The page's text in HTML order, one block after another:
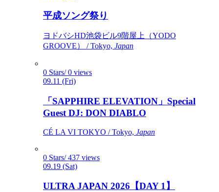
平成ソング祭り
ヨドバシHD池袋ビル9階屋上（YODO
GROOVE） / Tokyo, Japan
0 Stars/ 0 views
09.11 (Fri)
「SAPPHIRE ELEVATION」Special
Guest DJ: DON DIABLO
CÉ LA VI TOKYO / Tokyo, Japan
0 Stars/ 437 views
09.19 (Sat)
ULTRA JAPAN 2026【DAY 1】